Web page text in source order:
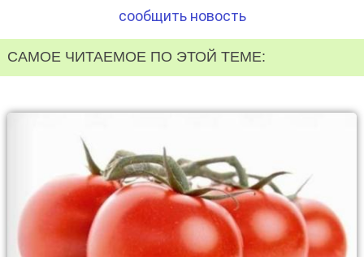
сообщить новость
САМОЕ ЧИТАЕМОЕ ПО ЭТОЙ ТЕМЕ: